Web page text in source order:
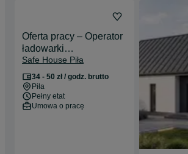
3 sypialnie
łazienka
hol
Standard:
pompa ciepła
ogrzewanie podłogowe
nowoczesne rozwiązania energooszczędne
Atuty:
kompaktowy i bardzo funkcjonalny układ
Oferta pracy – Operator
ładowarki
teleskopowej/Koparki
Safe House Piła
34 - 50 zł / godz. brutto
Piła
Pełny etat
Umowa o pracę